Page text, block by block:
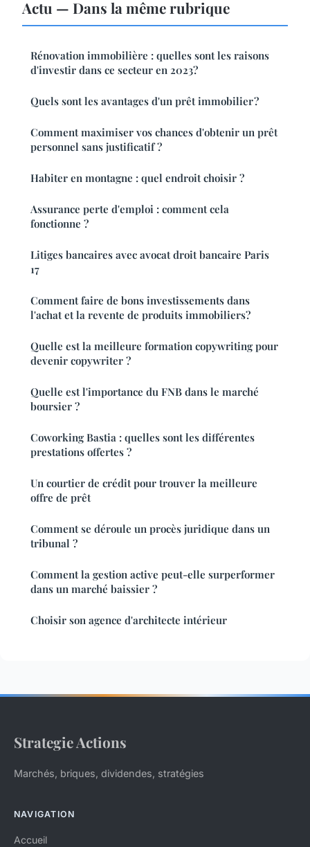
Actu — Dans la même rubrique
Rénovation immobilière : quelles sont les raisons
d'investir dans ce secteur en 2023?
Quels sont les avantages d'un prêt immobilier ?
Comment maximiser vos chances d'obtenir un prêt
personnel sans justificatif ?
Habiter en montagne : quel endroit choisir ?
Assurance perte d'emploi : comment cela
fonctionne ?
Litiges bancaires avec avocat droit bancaire Paris
17
Comment faire de bons investissements dans
l'achat et la revente de produits immobiliers?
Quelle est la meilleure formation copywriting pour
devenir copywriter ?
Quelle est l'importance du FNB dans le marché
boursier ?
Coworking Bastia : quelles sont les différentes
prestations offertes ?
Un courtier de crédit pour trouver la meilleure
offre de prêt
Comment se déroule un procès juridique dans un
tribunal ?
Comment la gestion active peut-elle surperformer
dans un marché baissier ?
Choisir son agence d'architecte intérieur
Strategie Actions
Marchés, briques, dividendes, stratégies
NAVIGATION
Accueil